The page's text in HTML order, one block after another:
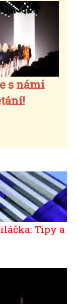
s námi
Tipy a